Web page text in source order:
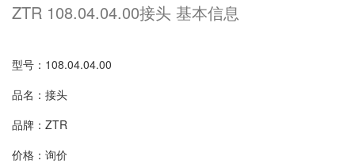
ZTR 108.04.04.00接头 基本信息
型号：108.04.04.00
品名：接头
品牌：ZTR
价格：询价